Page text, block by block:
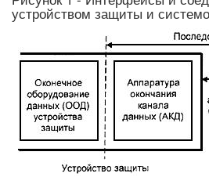
устройством защиты и